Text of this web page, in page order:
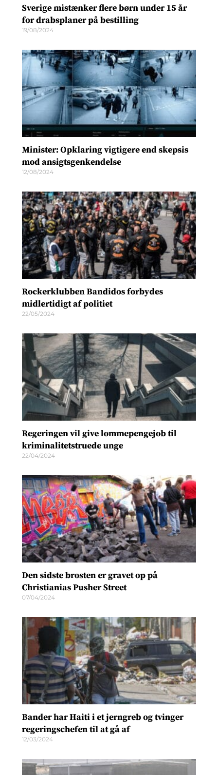
Sverige mistænker flere børn under 15 år
for drabsplaner på bestilling
19/08/2024
Minister: Opklaring vigtigere end skepsis
mod ansigtsgenkendelse
12/08/2024
Rockerklubben Bandidos forbydes
midlertidigt af politiet
22/05/2024
Regeringen vil give lommepengejob til
kriminalitetstruede unge
22/04/2024
Den sidste brosten er gravet op på
Christianias Pusher Street
07/04/2024
Bander har Haiti i et jerngreb og tvinger
regeringschefen til at gå af
12/03/2024